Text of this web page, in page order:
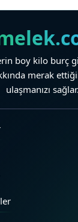
boy kilo burç
merak
ulaşmanızı sağlar.